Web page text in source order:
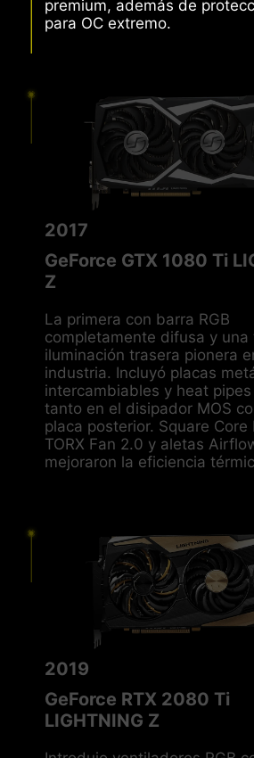
premium, además de
para OC extremo.
2017
GeForce GTX 1080 Ti
Z
La primera con barra RGB
completamente difusa y una
iluminación trasera pionera
industria. Incluyó placas
intercambiables y heat
tanto en el disipador MOS
placa posterior. Square Core
TORX Fan 2.0 y aletas
mejoraron la eficiencia
2019
GeForce RTX 2080 Ti
LIGHTNING Z